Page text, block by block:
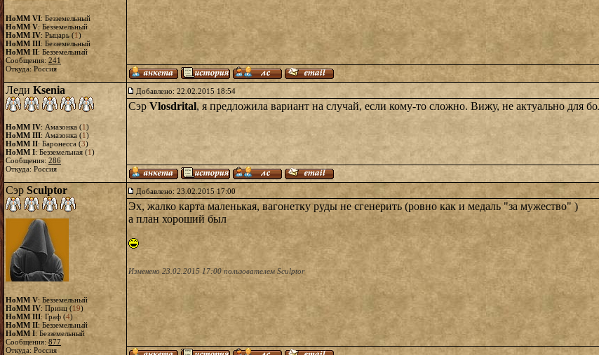
HoMM VI: Безземельный
HoMM V: Безземельный
HoMM IV: Рыцарь (1)
HoMM III: Безземельный
HoMM II: Безземельный
Сообщения:241
Откуда: Россия
Леди Ksenia
HoMM IV: Амазонка (1)
HoMM III: Амазонка (1)
HoMM II: Баронесса (3)
HoMM I: Безземельная (1)
Сообщения: 286
Откуда: Россия
Добавлено: 22.02.2015 18:54
Сэр Vlosdrital, я предложила вариант на случай, если кому-то сложно. Вижу, не актуально для
Сэр Sculptor
HoMM V: Безземельный
HoMM IV: Принц (19)
HoMM III: Граф (4)
HoMM II: Безземельный
HoMM I: Безземельный
Сообщения: 877
Откуда: Россия
Добавлено: 23.02.2015 17:00
Эх, жалко карта маленькая, вагонетку руды не сгенерить (ровно как и медаль "за мужество" )
а план хороший был
Изменено 23.02.2015 17:00 пользователем Sculptor